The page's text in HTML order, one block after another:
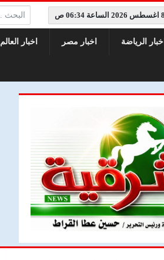
البحث:
اخبار الرياضة اخبار مصر اخبار العالم